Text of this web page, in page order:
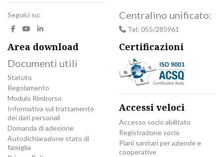
Seguici su: Centralino unificato:
Tel: 055/285961
Area download
Documenti utili
Statuto
Regolamento
Modulo Rimborso
Informativa sul trattamento
dei dati personali
Domanda di adesione
Autodichiarazione stato di
famiglia
Certificazioni
Accessi veloci
Accesso socio abilitato
Registrazione socio
Piani sanitari per aziende e
cooperative